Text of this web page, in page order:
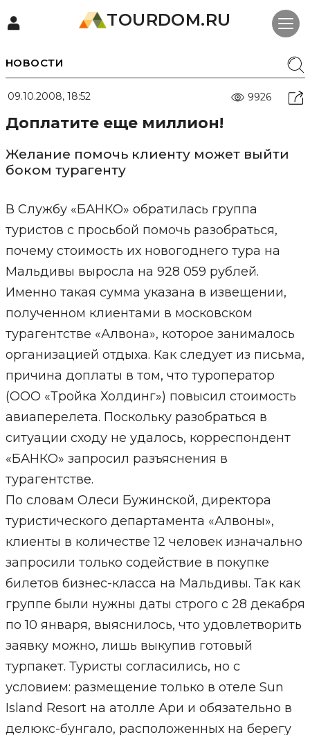
TOURDOM.RU
НОВОСТИ
09.10.2008, 18:52 9926
Доплатите еще миллион!
Желание помочь клиенту может выйти
боком турагенту
В Службу «БАНКО» обратилась группа
туристов с просьбой помочь разобраться,
почему стоимость их новогоднего тура на
Мальдивы выросла на 928 059 рублей.
Именно такая сумма указана в извещении,
полученном клиентами в московском
турагентстве «Алвона», которое занималось
организацией отдыха. Как следует из письма,
причина доплаты в том, что туроператор
(ООО «Тройка Холдинг») повысил стоимость
авиаперелета. Поскольку разобраться в
ситуации сходу не удалось, корреспондент
«БАНКО» запросил разъяснения в
турагентстве.
По словам Олеси Бужинской, директора
туристического департамента «Алвоны»,
клиенты в количестве 12 человек изначально
запросили только содействие в покупке
билетов бизнес-класса на Мальдивы. Так как
группе были нужны даты строго с 28 декабря
по 10 января, выяснилось, что удовлетворить
заявку можно, лишь выкупив готовый
турпакет. Туристы согласились, но с
условием: размещение только в отеле Sun
Island Resort на атолле Ари и обязательно в
делюкс-бунгало, расположенных на берегу